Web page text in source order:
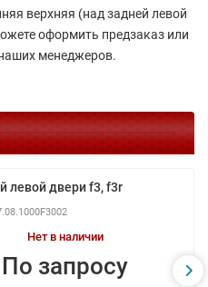
верхняя (над задней левой
оформить предзаказ или
менеджеров.
левой двери f3, f3r
Нет в наличии
По запросу